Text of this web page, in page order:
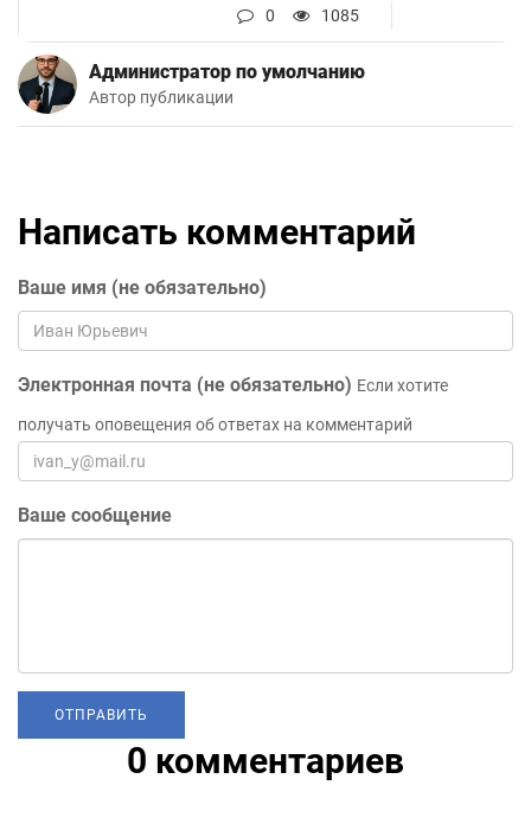
0 1085
Администратор по умолчанию
Автор публикации
Написать комментарий
Ваше имя (не обязательно)
Электронная почта (не обязательно) Если хотите
получать оповещения об ответах на комментарий
Ваше сообщение
0 комментариев